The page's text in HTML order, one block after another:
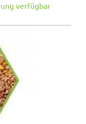
verfügbar